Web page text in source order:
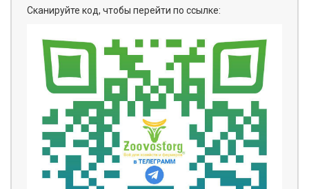
Сканируйте код, чтобы перейти по ссылке: